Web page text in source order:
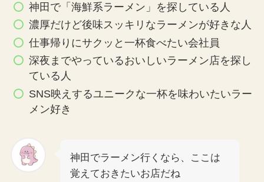
神田で「海鮮系ラーメン」を探している人
濃厚だけど後味スッキリなラーメンが好きな人
仕事帰りにサクッと一杯食べたい会社員
深夜までやっているおいしいラーメン店を探し
ている人
SNS映えするユニークな一杯を味わいたいラー
メン好き
神田でラーメン行くなら、ここは
覚えておきたいお店だね